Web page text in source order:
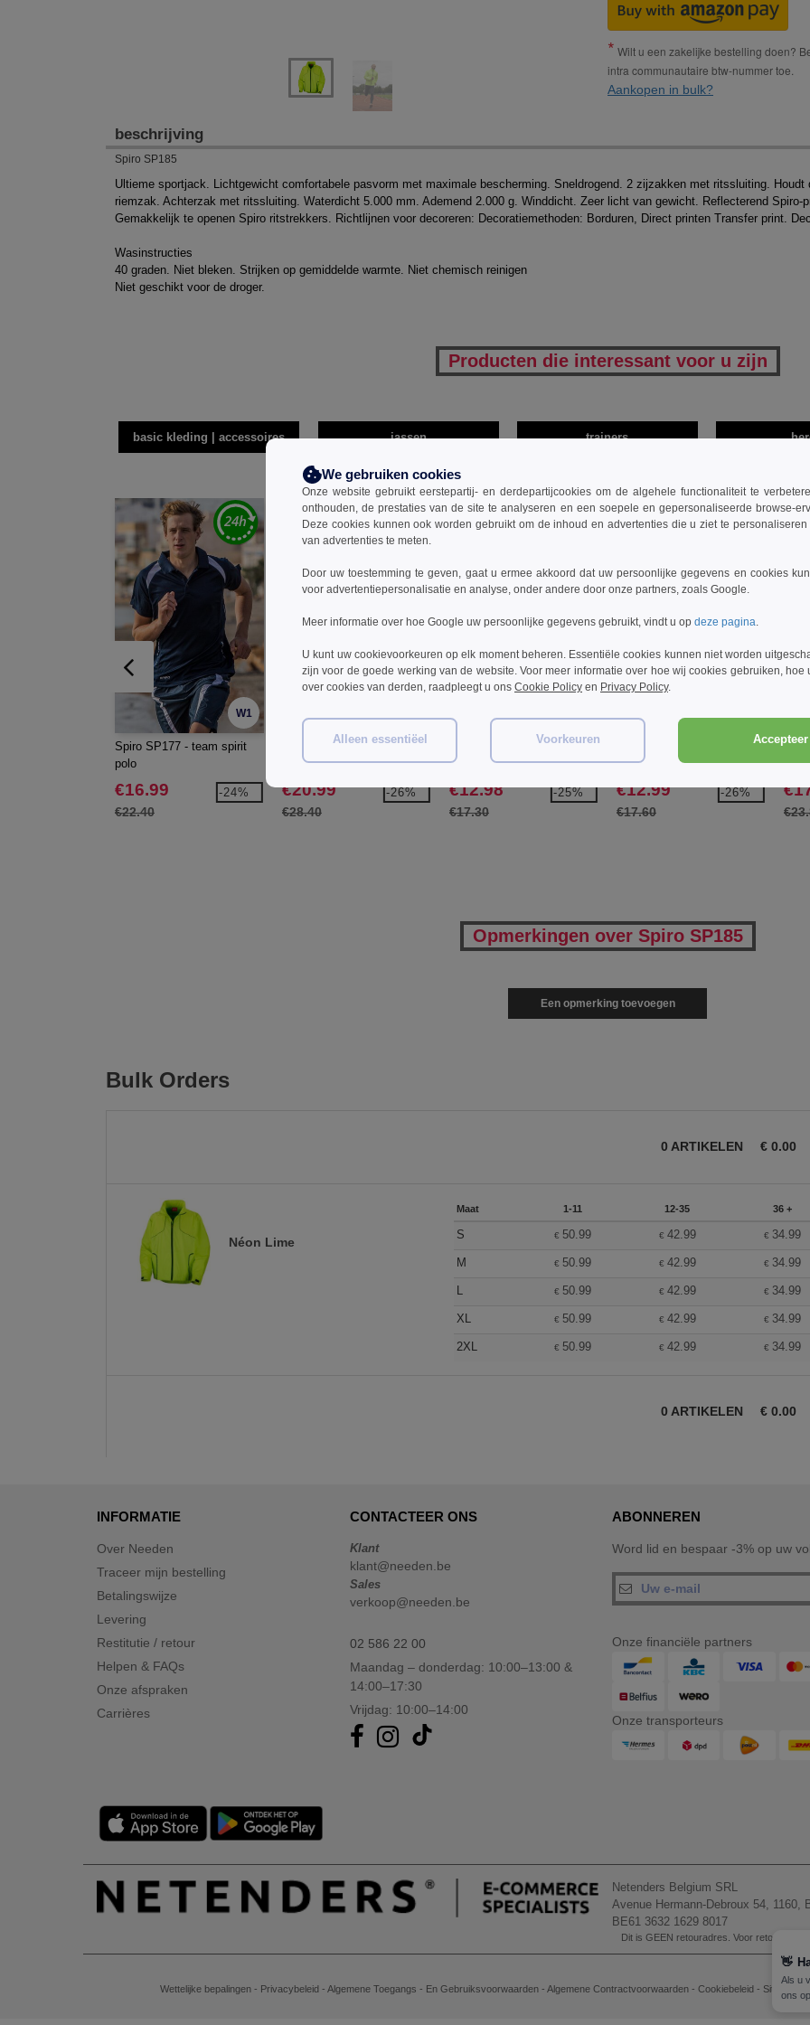
Wilt u een zakelijke bestelling doen?
intra communautaire btw-nummer toe.
Aankopen in bulk?
beschrijving
Spiro SP185
Ultieme sportjack. Lichtgewicht comfortabele pasvorm met maximale bescherming. Sneldrogend. 2 zijzakken met ritssluiting.
riemzak. Achterzak met ritssluiting. Waterdicht 5.000 mm. Ademend 2.000 g. Winddicht. Zeer licht van gewicht. Reflecterend Spiro-
Gemakkelijk te openen Spiro ritstrekkers. Richtlijnen voor decoreren: Decoratiemethoden: Borduren, Direct printen Transfer print.
Wasinstructies
40 graden. Niet bleken. Strijken op gemiddelde warmte. Niet chemisch reinigen
Niet geschikt voor de droger.
Producten die interessant voor u zijn
basic kleding | accessoires jassen trainers
W1
Spiro SP177 - team spirit
polo
€16.99
€22.40
-24%
Spiro SP178 - proef Spiro
trainingsjack
€20.99
€28.40
-26%
Spiro SP182 - dash
trainingsshirt
€12.98
€17.30
-25%
Spiro SP250 - Bodyfit Short
€12.99
€17.60
-26%
Opmerkingen over Spiro SP185
Een opmerking toevoegen
Bulk Orders
0 ARTIKELEN € 0.00
Néon Lime
Maat 1-11 12-35 36 +
S € 50.99 € 42.99 € 34.99
M € 50.99 € 42.99 € 34.99
L € 50.99 € 42.99 € 34.99
XL € 50.99 € 42.99 € 34.99
2XL € 50.99 € 42.99 € 34.99
0 ARTIKELEN € 0.00
INFORMATIE
Over Needen
Traceer mijn bestelling
Betalingswijze
Levering
Restitutie / retour
Helpen & FAQs
Onze afspraken
Carrières
CONTACTEER ONS
Klant
klant@needen.be
Sales
verkoop@needen.be
02 586 22 00
Maandag – donderdag: 10:00–13:00 &
14:00–17:30
Vrijdag: 10:00–14:00
ABONNEREN
Word lid en bespaar -3% op uw
Onze financiële partners
Onze transporteurs
Netenders Belgium SRL
Avenue Hermann-Debroux 54, 1160,
BE61 3632 1629 8017
Dit is GEEN retouradres. Voor
Wettelijke bepalingen- Privacybeleid- Algemene Toegangs - En Gebruiksvoorwaarden- Algemene Contractvoorwaarden- Cookiebeleid- Site Map
We gebruiken cookies
Onze website gebruikt eerstepartij- en derdepartijcookies om de algehele functionaliteit te
onthouden, de prestaties van de site te analyseren en een soepele en gepersonaliseerde browse-
Deze cookies kunnen ook worden gebruikt om de inhoud en advertenties die u ziet te
van advertenties te meten.
Door uw toestemming te geven, gaat u ermee akkoord dat uw persoonlijke gegevens en cookies
voor advertentiepersonalisatie en analyse, onder andere door onze partners, zoals Google.
Meer informatie over hoe Google uw persoonlijke gegevens gebruikt, vindt u op deze pagina
U kunt uw cookievoorkeuren op elk moment beheren. Essentiële cookies kunnen niet worden
zijn voor de goede werking van de website. Voor meer informatie over hoe wij cookies gebruiken, hoe
over cookies van derden, raadpleegt u ons Cookie Policy en Privacy Policy.
Alleen essentiëel Voorkeuren
👋
Als u
ons